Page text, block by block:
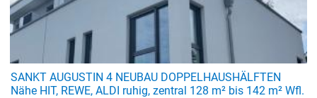
SANKT AUGUSTIN 4 NEUBAU DOPPELHAUSHÄLFTEN
Nähe HIT, REWE, ALDI ruhig, zentral 128 m² bis 142 m² Wfl.